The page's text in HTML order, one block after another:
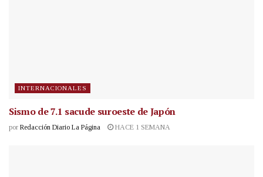
INTERNACIONALES
Sismo de 7.1 sacude suroeste de Japón
por Redacción Diario La Página HACE 1 SEMANA